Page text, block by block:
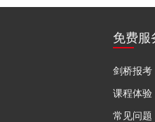
免费服
剑桥报考
课程体验
常见问题